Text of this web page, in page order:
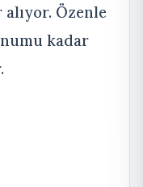
Özenle
kadar